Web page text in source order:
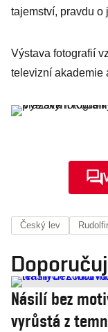
tajemství, pravdu
Výstava fotografií
televizní akademie
Český lev
Násilí bez
vyrůstá z